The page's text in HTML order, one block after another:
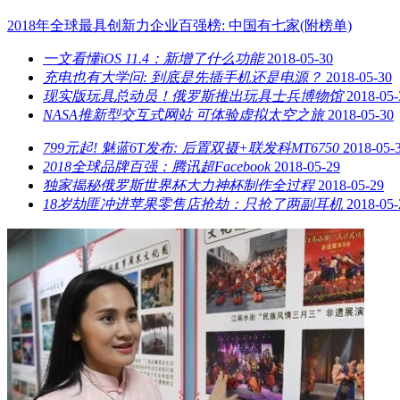
2018年全球最具创新力企业百强榜: 中国有七家(附榜单)
一文看懂iOS 11.4：新增了什么功能 2018-05-30
充电也有大学问: 到底是先插手机还是电源？ 2018-05-30
现实版玩具总动员！俄罗斯推出玩具士兵博物馆 2018-
NASA推新型交互式网站 可体验虚拟太空之旅 2018-05-30
799元起! 魅蓝6T发布: 后置双摄+联发科MT6750 2018-05-
2018全球品牌百强：腾讯超Facebook 2018-05-29
独家揭秘俄罗斯世界杯大力神杯制作全过程 2018-05-29
18岁劫匪冲进苹果零售店抢劫：只抢了两副耳机 2018-